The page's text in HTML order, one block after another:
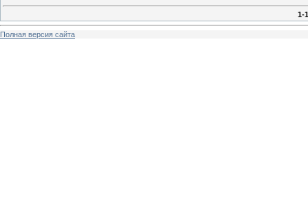
1-
Полная версия сайта